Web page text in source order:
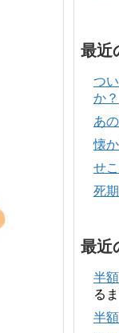
最近
つ
か？
あ
懐
せ
死
最近
半
る
半